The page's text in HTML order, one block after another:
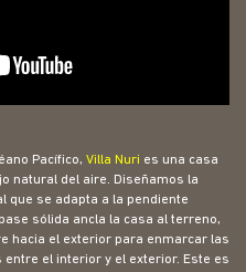
Pacífico, Villa Nuri es una casa
natural del aire. Diseñamos la
que se adapta a la pendiente
sólida ancla la casa al terreno,
hacia el exterior para enmarcar las
el interior y el exterior. Este es